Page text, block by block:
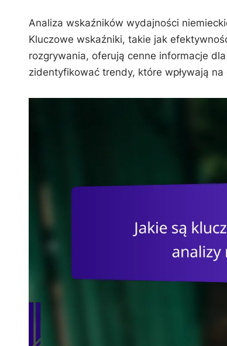
Analiza wskaźników wydajności
Kluczowe wskaźniki, takie jak
rozgrywania, oferują cenne informacje
zidentyfikować trendy, które wpływają na